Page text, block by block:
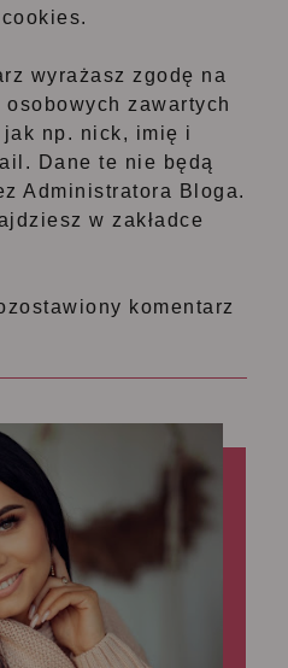
wyrażasz zgodę na
zawartych
np. nick, imię i
Dane te nie będą
Administratora Bloga.
w zakładce
komentarz